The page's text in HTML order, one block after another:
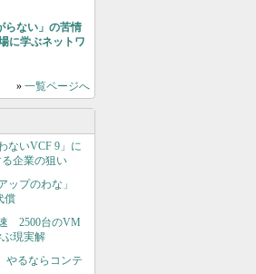
らない」の苦情
に学ぶネットワ
» 一覧ページへ
ないVCF 9」に
企業の狙い
ップのわな」
償
2500台のVM
現実解
るならコンテ